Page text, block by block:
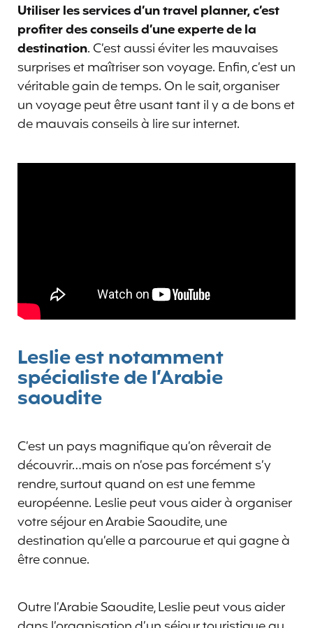
Utiliser les services d’un travel planner, c’est
profiter des conseils d’une experte de la
destination. C’est aussi éviter les mauvaises
surprises et maîtriser son voyage. Enfin, c’est un
véritable gain de temps. On le sait, organiser
un voyage peut être usant tant il y a de bons et
de mauvais conseils à lire sur internet.
Leslie est notamment
spécialiste de l’Arabie
saoudite
C’est un pays magnifique qu’on rêverait de
découvrir…mais on n’ose pas forcément s’y
rendre, surtout quand on est une femme
européenne. Leslie peut vous aider à organiser
votre séjour en Arabie Saoudite, une
destination qu’elle a parcourue et qui gagne à
être connue.
Outre l’Arabie Saoudite, Leslie peut vous aider